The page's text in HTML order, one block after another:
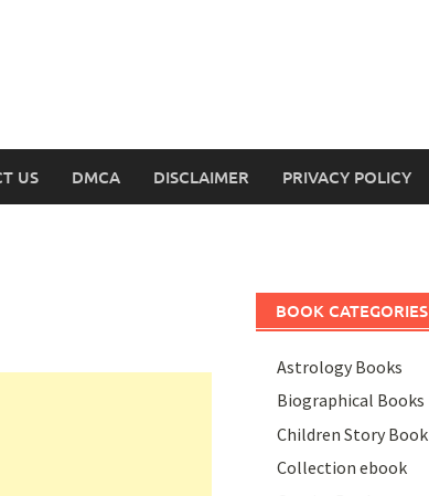
US DMCA DISCLAIMER PRIVACY POLICY
BOOK CATEGORIES
Astrology Books
Biographical Books
Children Story Book
Collection ebook